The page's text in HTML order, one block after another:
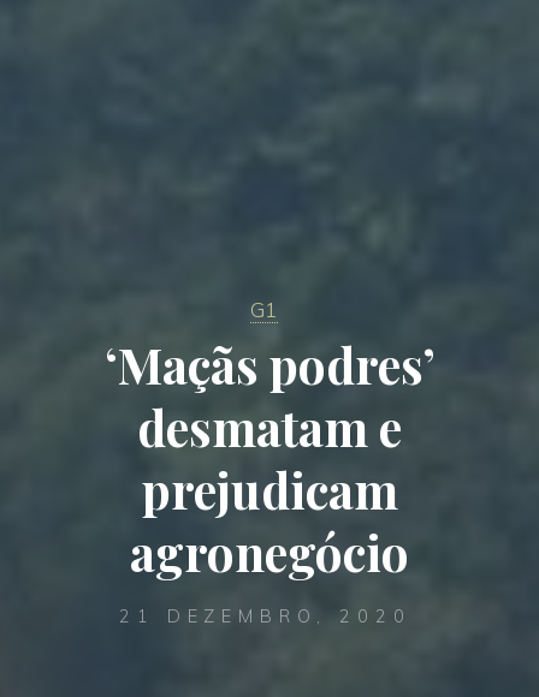
G1
‘Maçãs podres’
desmatam e
prejudicam
agronegócio
21 DEZEMBRO, 2020